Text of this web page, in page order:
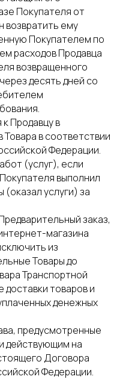
Покупателя от
возвратить ему
Покупателем по
расходов Продавца
возвращенного
десять дней со
Продавцу в
в соответствии
Федерации.
(услуг), если
выполнил
услуги) за
заказ,
магазина
из
Товары до
Транспортной
товаров и
денежных
предусмотренные
действующим на
Договора
Федерации.